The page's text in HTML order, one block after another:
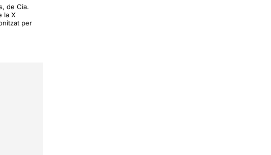
de Cia.
la X
per